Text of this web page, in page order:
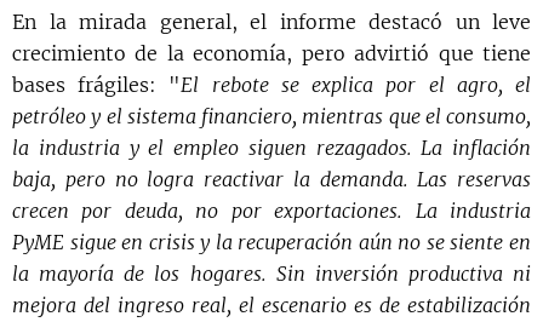
En la mirada general, el informe destacó un leve
crecimiento de la economía, pero advirtió que tiene
bases frágiles: "El rebote se explica por el agro, el
petróleo y el sistema financiero, mientras que el consumo,
la industria y el empleo siguen rezagados. La inflación
baja, pero no logra reactivar la demanda. Las reservas
crecen por deuda, no por exportaciones. La industria
PyME sigue en crisis y la recuperación aún no se siente en
la mayoría de los hogares. Sin inversión productiva ni
mejora del ingreso real, el escenario es de estabilización